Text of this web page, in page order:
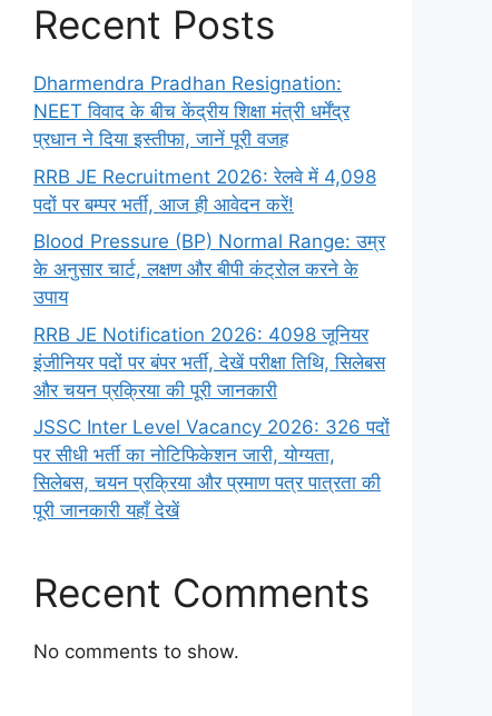
Recent Posts
Dharmendra Pradhan Resignation:
NEET विवाद के बीच केंद्रीय शिक्षा मंत्री धर्मेंद्र
प्रधान ने दिया इस्तीफा, जानें पूरी वजह
RRB JE Recruitment 2026: रेलवे में 4,098
पदों पर बम्पर भर्ती, आज ही आवेदन करें!
Blood Pressure (BP) Normal Range: उम्र
के अनुसार चार्ट, लक्षण और बीपी कंट्रोल करने के
उपाय
RRB JE Notification 2026: 4098 जूनियर
इंजीनियर पदों पर बंपर भर्ती, देखें परीक्षा तिथि, सिलेबस
और चयन प्रक्रिया की पूरी जानकारी
JSSC Inter Level Vacancy 2026: 326 पदों
पर सीधी भर्ती का नोटिफिकेशन जारी, योग्यता,
सिलेबस, चयन प्रक्रिया और प्रमाण पत्र पात्रता की
पूरी जानकारी यहाँ देखें
Recent Comments
No comments to show.